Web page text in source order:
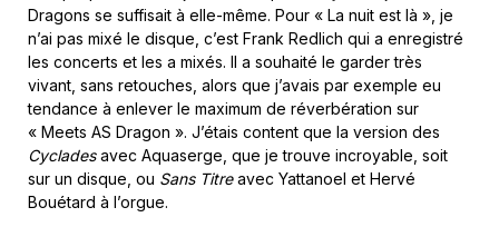
Dragons se suffisait à elle-même. Pour « La nuit est là », je
n’ai pas mixé le disque, c’est Frank Redlich qui a enregistré
les concerts et les a mixés. Il a souhaité le garder très
vivant, sans retouches, alors que j’avais par exemple eu
tendance à enlever le maximum de réverbération sur
« Meets AS Dragon ». J’étais content que la version des
Cycladesavec Aquaserge, que je trouve incroyable, soit
sur un disque, ou Sans Titreavec Yattanoel et Hervé
Bouétard à l’orgue.